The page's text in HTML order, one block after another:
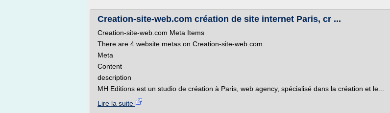
Creation-site-web.com création de site internet Paris, cr ...
Creation-site-web.com Meta Items
There are 4 website metas on Creation-site-web.com.
Meta
Content
description
MH Editions est un studio de création à Paris, web agency, spécialisé dans la création et le...
Lire la suite